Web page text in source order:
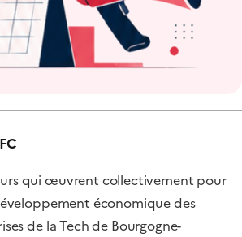
qui œuvrent collectivement pour
économique des
de la Tech de Bourgogne-